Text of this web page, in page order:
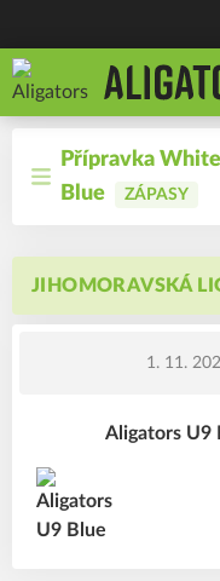
Přípravka
Blue
ZÁPASY
JIHOMORAVSKÁ
1. 11.
Aligators U9